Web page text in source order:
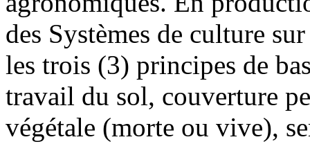
des Systèmes de culture
les trois (3) principes de
travail du sol, couverture
végétale (morte ou vive),